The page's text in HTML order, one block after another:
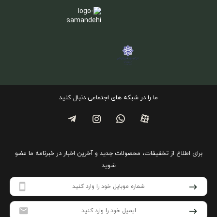
ما را در شبکه های اجتماعی دنبال کنید
برای اطلاع از تخفیفات، محصولات جدید و آخرین اخبار در خبرنامه ما عضو
شوید